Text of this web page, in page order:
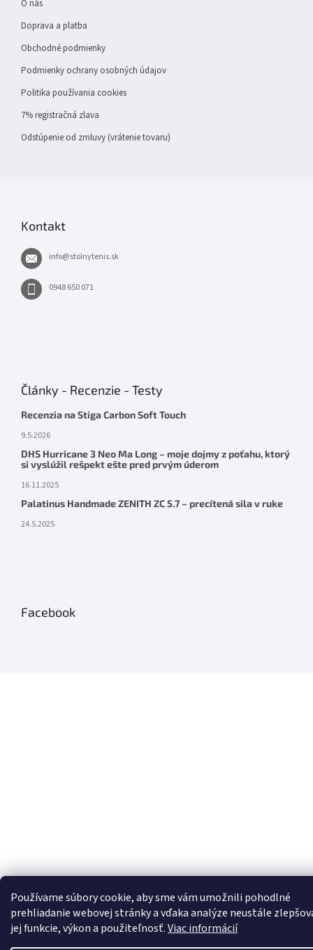
Používame súbory cookie, aby sme vám umožnili pohodlné
prehliadanie webovej stránky a vďaka analýze neustále
jej funkcie, výkon a použiteľnosť.Viac informácií
O nás
Doprava a platba
Obchodné podmienky
Podmienky ochrany osobných údajov
Politika používania cookies
7% registračná zlava
Odstúpenie od zmluvy (vrátenie tovaru)
Kontakt
info@stolnytenis.sk
0948 650 071
Články - Recenzie - Testy
Recenzia na Stiga Carbon Soft Touch
9.5.2026
DHS Hurricane 3 Neo Ma Long – moje dojmy z poťahu, ktorý
si vyslúžil rešpekt ešte pred prvým úderom
16.11.2025
Palatinus Handmade ZENITH ZC 5.7 – precítená sila v ruke
24.5.2025
Facebook